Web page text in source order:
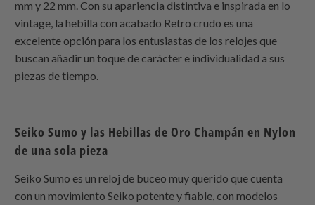
mm y 22 mm. Con su apariencia distintiva e inspirada en lo
vintage, la hebilla con acabado Retro crudo es una
excelente opción para los entusiastas de los relojes que
buscan añadir un toque de carácter e individualidad a sus
piezas de tiempo.
Seiko Sumo y las Hebillas de Oro Champán en Nylon
de una sola pieza
Seiko Sumo es un reloj de buceo muy querido que cuenta
con un movimiento Seiko potente y fiable, con modelos